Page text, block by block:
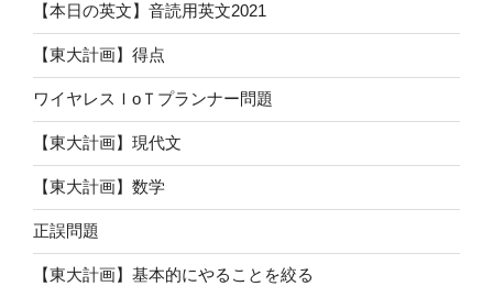
【本日の英文】音読用英文2021
【東大計画】得点
ワイヤレスＩoＴプランナー問題
【東大計画】現代文
【東大計画】数学
正誤問題
【東大計画】基本的にやることを絞る